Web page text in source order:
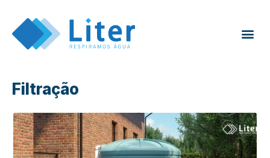
Filtração